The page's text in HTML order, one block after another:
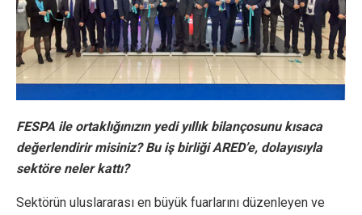
FESPA ile ortaklığınızın yedi yıllık bilançosunu kısaca
değerlendirir misiniz? Bu iş birliği ARED’e, dolayısıyla
sektöre neler kattı?
Sektörün uluslararası en büyük fuarlarını düzenleyen ve